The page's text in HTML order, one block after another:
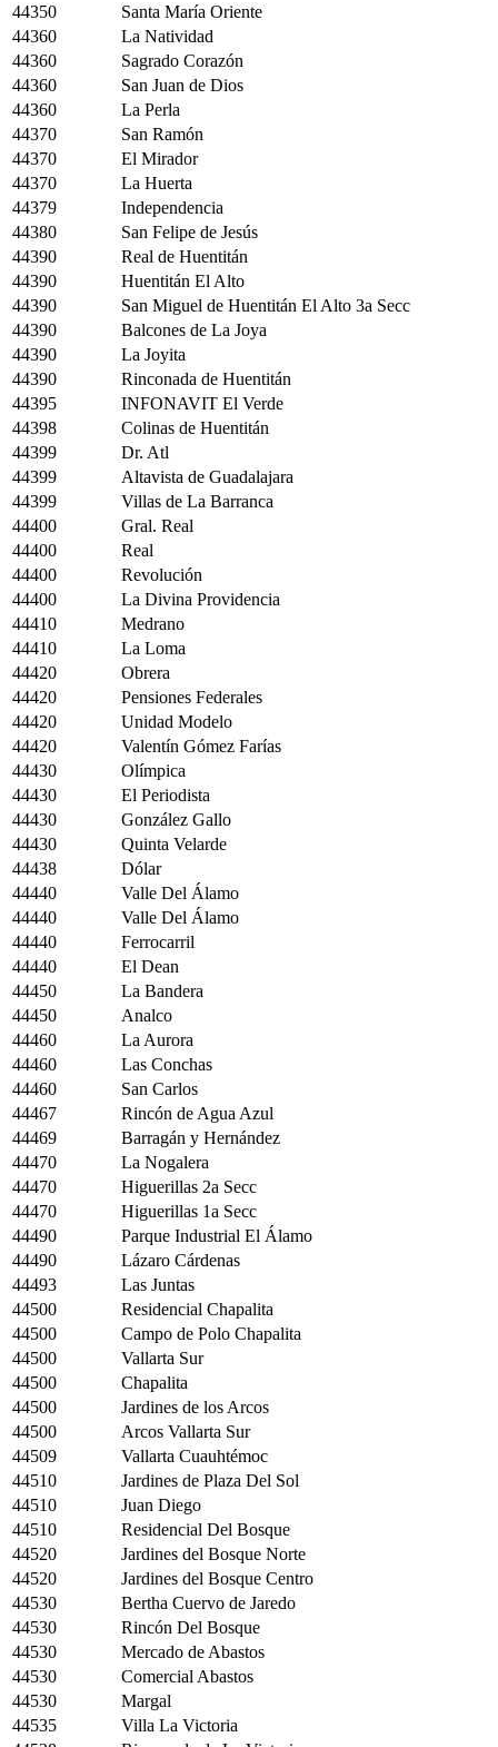
44350
Santa María Oriente
44360
La Natividad
44360
Sagrado Corazón
44360
San Juan de Dios
44360
La Perla
44370
San Ramón
44370
El Mirador
44370
La Huerta
44379
Independencia
44380
San Felipe de Jesús
44390
Real de Huentitán
44390
Huentitán El Alto
44390
San Miguel de Huentitán El Alto 3a Secc
44390
Balcones de La Joya
44390
La Joyita
44390
Rinconada de Huentitán
44395
INFONAVIT El Verde
44398
Colinas de Huentitán
44399
Dr. Atl
44399
Altavista de Guadalajara
44399
Villas de La Barranca
44400
Gral. Real
44400
Real
44400
Revolución
44400
La Divina Providencia
44410
Medrano
44410
La Loma
44420
Obrera
44420
Pensiones Federales
44420
Unidad Modelo
44420
Valentín Gómez Farías
44430
Olímpica
44430
El Periodista
44430
González Gallo
44430
Quinta Velarde
44438
Dólar
44440
Valle Del Álamo
44440
Valle Del Álamo
44440
Ferrocarril
44440
El Dean
44450
La Bandera
44450
Analco
44460
La Aurora
44460
Las Conchas
44460
San Carlos
44467
Rincón de Agua Azul
44469
Barragán y Hernández
44470
La Nogalera
44470
Higuerillas 2a Secc
44470
Higuerillas 1a Secc
44490
Parque Industrial El Álamo
44490
Lázaro Cárdenas
44493
Las Juntas
44500
Residencial Chapalita
44500
Campo de Polo Chapalita
44500
Vallarta Sur
44500
Chapalita
44500
Jardines de los Arcos
44500
Arcos Vallarta Sur
44509
Vallarta Cuauhtémoc
44510
Jardines de Plaza Del Sol
44510
Juan Diego
44510
Residencial Del Bosque
44520
Jardines del Bosque Norte
44520
Jardines del Bosque Centro
44530
Bertha Cuervo de Jaredo
44530
Rincón Del Bosque
44530
Mercado de Abastos
44530
Comercial Abastos
44530
Margal
44535
Villa La Victoria